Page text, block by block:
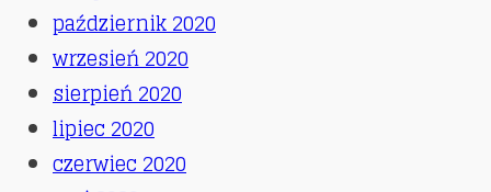
październik 2020
wrzesień 2020
sierpień 2020
lipiec 2020
czerwiec 2020